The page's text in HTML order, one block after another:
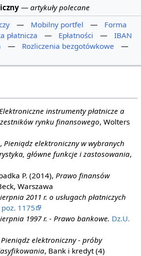
—artykuły polecane
— Mobilny portfel —
Forma
płatnicza — Epłatności —
IBAN
— Rozliczenia bezgotówkowe
—
Elektroniczne instrumenty płatnicze a
rynku finansowego, Wolters
Pieniądz elektroniczny w wybranych
główne funkcje i zastosowania,
P. (2014), Prawo finansów
Warszawa
2011 r. o usługach płatniczych
1175
1997 r. - Prawo bankowe. Dz.U.
Pieniądz elektroniczny - próby
, Bank i kredyt (4)